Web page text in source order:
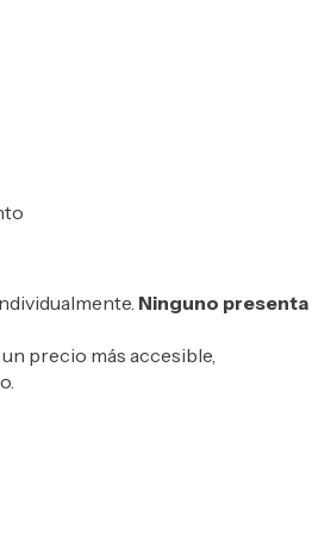
Ninguno presenta
precio más accesible,